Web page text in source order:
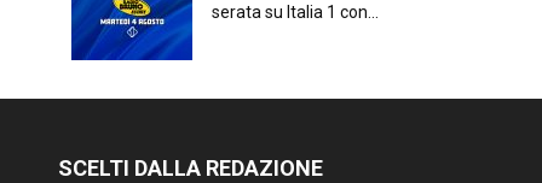
serata su Italia 1 con...
SCELTI DALLA REDAZIONE